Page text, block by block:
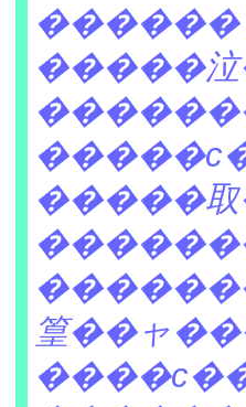
������
�����泣
�����取
篁��ャ